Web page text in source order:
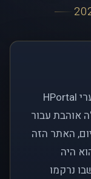
לפני כמעט שני עשורים, פתחנו את שערי HPortal
אוהבת עבור
האתר הזה
היה
נרקמו